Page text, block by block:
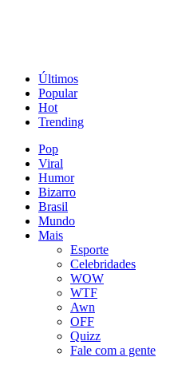
Últimos
Popular
Hot
Trending
Pop
Viral
Humor
Bizarro
Brasil
Mundo
Mais
Esporte
Celebridades
WOW
WTF
Awn
OFF
Quizz
Fale com a gente